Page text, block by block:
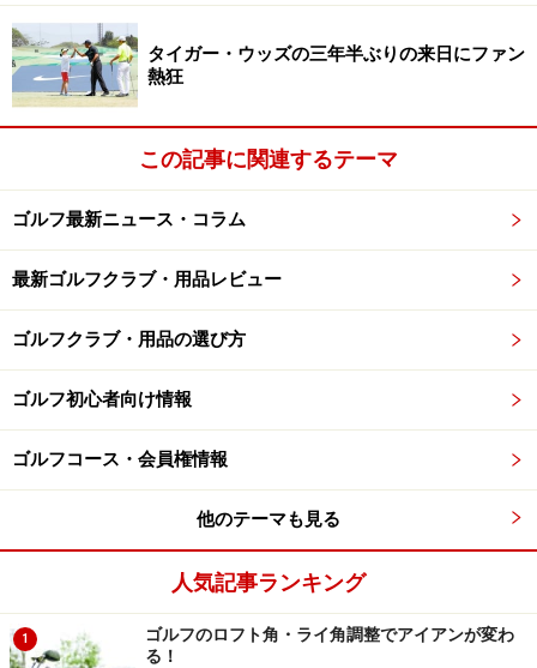
タイガー・ウッズの三年半ぶりの来日にファン
熱狂
この記事に関連するテーマ
ゴルフ最新ニュース・コラム
最新ゴルフクラブ・用品レビュー
ゴルフクラブ・用品の選び方
ゴルフ初心者向け情報
ゴルフコース・会員権情報
他のテーマも見る
人気記事ランキング
1
ゴルフのロフト角・ライ角調整でアイアンが変わ
る！